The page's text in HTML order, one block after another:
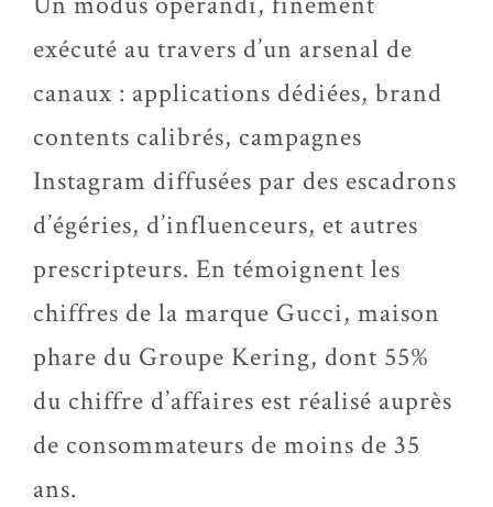
exécuté au travers d’un arsenal de
canaux : applications dédiées, brand
contents calibrés, campagnes
Instagram diffusées par des escadrons
d’égéries, d’influenceurs, et autres
prescripteurs. En témoignent les
chiffres de la marque Gucci, maison
phare du Groupe Kering, dont 55%
du chiffre d’affaires est réalisé auprès
de consommateurs de moins de 35
ans.